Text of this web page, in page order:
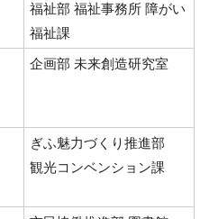
福祉部 福祉事務所 障がい
福祉課
企画部 未来創造研究室
ぎふ魅力づくり推進部
観光コンベンション課